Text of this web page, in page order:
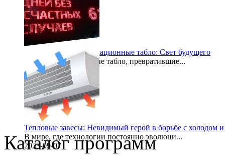
Электронные информационные табло: Свет будущего
Световые электронные табло, превратившие...
2023-09-20
Тепловые завесы: Невидимый герой в борьбе с холодом и
В мире, где технологии постоянно эволюци...
2023-09-07
Каталог программ